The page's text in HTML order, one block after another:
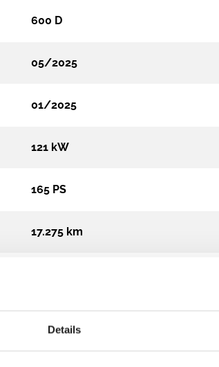
Details
600 D
05/2025
01/2025
121 kW
165 PS
17.275 km